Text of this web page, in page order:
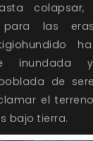
para las
de
el
bajo tierra.